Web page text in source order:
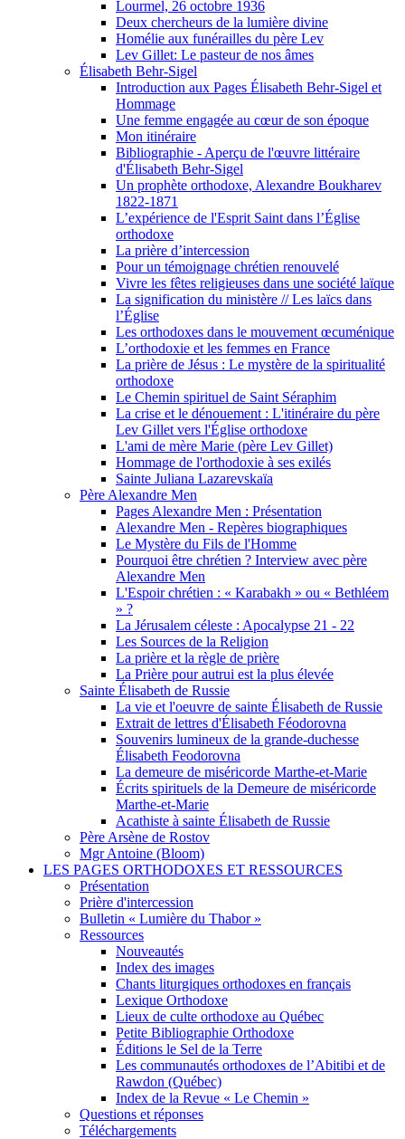
Lourmel, 26 octobre 1936
Deux chercheurs de la lumière divine
Homélie aux funérailles du père Lev
Lev Gillet: Le pasteur de nos âmes
Élisabeth Behr-Sigel
Introduction aux Pages Élisabeth Behr-Sigel et
Hommage
Une femme engagée au cœur de son époque
Mon itinéraire
Bibliographie - Aperçu de l'œuvre littéraire
d'Élisabeth Behr-Sigel
Un prophète orthodoxe, Alexandre Boukharev
1822-1871
L’expérience de l'Esprit Saint dans l’Église
orthodoxe
La prière d’intercession
Pour un témoignage chrétien renouvelé
Vivre les fêtes religieuses dans une société laïque
La signification du ministère // Les laïcs dans
l’Église
Les orthodoxes dans le mouvement œcuménique
L’orthodoxie et les femmes en France
La prière de Jésus : Le mystère de la spiritualité
orthodoxe
Le Chemin spirituel de Saint Séraphim
La crise et le dénouement : L'itinéraire du père
Lev Gillet vers l'Église orthodoxe
L'ami de mère Marie (père Lev Gillet)
Hommage de l'orthodoxie à ses exilés
Sainte Juliana Lazarevskaïa
Père Alexandre Men
Pages Alexandre Men : Présentation
Alexandre Men - Repères biographiques
Le Mystère du Fils de l'Homme
Pourquoi être chrétien ? Interview avec père
Alexandre Men
L'Espoir chrétien : « Karabakh » ou « Bethléem
» ?
La Jérusalem céleste : Apocalypse 21 - 22
Les Sources de la Religion
La prière et la règle de prière
La Prière pour autrui est la plus élevée
Sainte Élisabeth de Russie
La vie et l'oeuvre de sainte Élisabeth de Russie
Extrait de lettres d'Élisabeth Féodorovna
Souvenirs lumineux de la grande-duchesse
Élisabeth Feodorovna
La demeure de miséricorde Marthe-et-Marie
Écrits spirituels de la Demeure de miséricorde
Marthe-et-Marie
Acathiste à sainte Élisabeth de Russie
Père Arsène de Rostov
Mgr Antoine (Bloom)
LES PAGES ORTHODOXES ET RESSOURCES
Présentation
Prière d'intercession
Bulletin « Lumière du Thabor »
Ressources
Nouveautés
Index des images
Chants liturgiques orthodoxes en français
Lexique Orthodoxe
Lieux de culte orthodoxe au Québec
Petite Bibliographie Orthodoxe
Éditions le Sel de la Terre
Les communautés orthodoxes de l’Abitibi et de
Rawdon (Québec)
Index de la Revue « Le Chemin »
Questions et réponses
Téléchargements